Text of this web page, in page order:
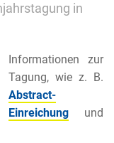
in
Informationen zur
Tagung, wie z. B.
Abstract-
Einreichung und